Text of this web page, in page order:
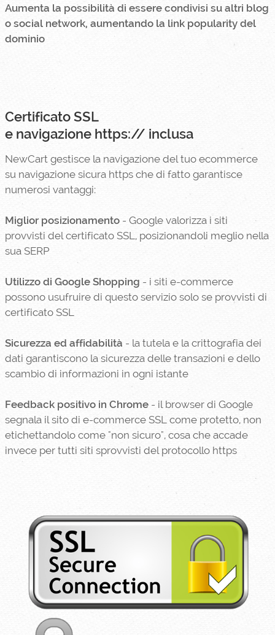
Aumenta la possibilità di essere condivisi su altri blog
o social network, aumentando la link popularity del
dominio
Certificato SSL
e navigazione https:// inclusa
NewCart gestisce la navigazione del tuo ecommerce
su navigazione sicura https che di fatto garantisce
numerosi vantaggi:
Miglior posizionamento - Google valorizza i siti
provvisti del certificato SSL, posizionandoli meglio nella
sua SERP
Utilizzo di Google Shopping - i siti e-commerce
possono usufruire di questo servizio solo se provvisti di
certificato SSL
Sicurezza ed affidabilità - la tutela e la crittografia dei
dati garantiscono la sicurezza delle transazioni e dello
scambio di informazioni in ogni istante
Feedback positivo in Chrome - il browser di Google
segnala il sito di e-commerce SSL come protetto, non
etichettandolo come "non sicuro", cosa che accade
invece per tutti siti sprovvisti del protocollo https